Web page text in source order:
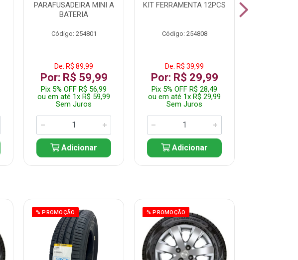
PARAFUSADEIRA MINI A
BATERIA
Código: 254801
De: R$ 89,99
Por: R$ 59,99
Pix 5% OFF R$ 56,99
ou em até 1x R$ 59,99
Sem Juros
Adicionar
KIT FERRAMENTA 12PCS
Código: 254808
De: R$ 39,99
Por: R$ 29,99
Pix 5% OFF R$ 28,49
ou em até 1x R$ 29,99
Sem Juros
Adicionar
% PROMOÇÃO % PROMOÇÃO